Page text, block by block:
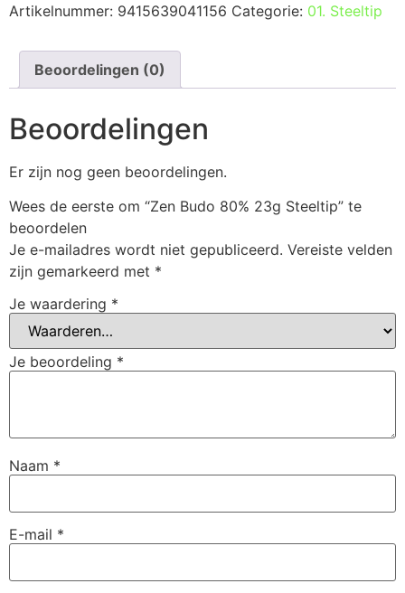
Artikelnummer: 9415639041156 Categorie: 01. Steeltip
Beoordelingen (0)
Beoordelingen
Er zijn nog geen beoordelingen.
Wees de eerste om “Zen Budo 80% 23g Steeltip” te
beoordelen
Je e-mailadres wordt niet gepubliceerd. Vereiste velden
zijn gemarkeerd met *
Je waardering *
Je beoordeling *
Naam *
E-mail *